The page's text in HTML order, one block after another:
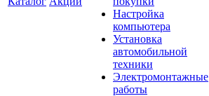
Настройка
компьютера
Установка
автомобильной
техники
Электромонтажные
работы